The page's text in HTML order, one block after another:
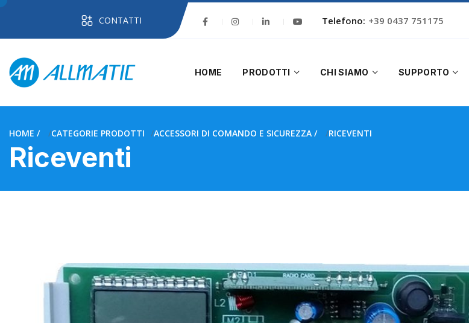
CONTATTI Telefono: +39 0437 751175
HOME PRODOTTI CHI SIAMO SUPPORTO
HOME CATEGORIE PRODOTTI ACCESSORI DI COMANDO E SICUREZZA RICEVENTI
Riceventi